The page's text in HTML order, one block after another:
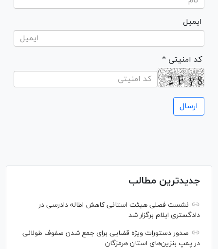
ایمیل
* کد امنیتی
جدیدترین مطالب
نشست فصلی هیئت استانی کاهش اطاله دادرسی در
دادگستری ایلام برگزار شد
صدور دستورات ویژه قضایی برای جمع شدن صفوف طولانی
در پمپ بنزین‌های استان هرمزگان